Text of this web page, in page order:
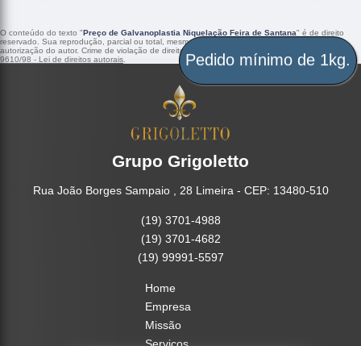
O conteúdo do texto "Preço de Galvanoplastia Niquelação Feira de Santana" é de direito
reservado. Sua reprodução, parcial ou total, mesmo citando nossos links, é proibida sem a
autorização do autor. Crime de violação de direito autoral – artigo 184 do Código Penal –
9610/98 - Lei de direitos autorais
Grupo Grigoletto
Rua João Borges Sampaio , 28 Limeira - CEP: 13480-510
(19) 3701-4988
(19) 3701-4682
(19) 99991-5597
Home
Empresa
Missão
Pedido mínimo de 1kg.